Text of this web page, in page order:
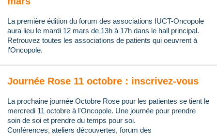
La première édition du forum des associations IUCT-Oncopole
aura lieu le mardi 12 mars de 13h à 17h dans le hall principal.
Retrouvez toutes les associations de patients qui oeuvrent à
l'Oncopole.
Journée Rose 11 octobre : inscrivez-vous
La prochaine journée Octobre Rose pour les patientes se tient le
mercredi 11 octobre à l'Oncopole. Une journée pour prendre
soin de soi et prendre du temps pour soi.
Conférences, ateliers découvertes, forum des